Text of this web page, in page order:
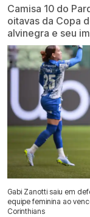
Camisa 10 do
oitavas da Copa
alvinegra e seu
Gabi Zanotti saiu em
equipe feminina ao
Corinthians